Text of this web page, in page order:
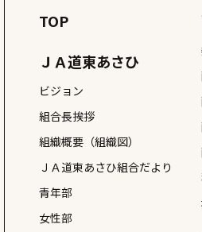
TOP
ＪＡ道東あさひ
ビジョン
組合長挨拶
組織概要（組織図）
ＪＡ道東あさひ組合だより
青年部
女性部